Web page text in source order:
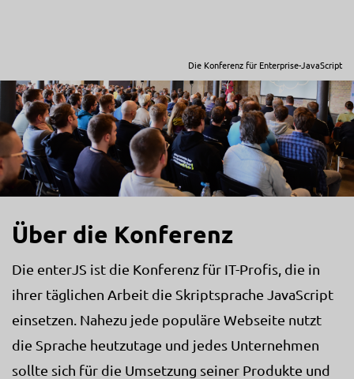
Die Konferenz für Enterprise-JavaScript
Über die Konferenz
Die enterJS ist die Konferenz für IT-Profis, die in
ihrer täglichen Arbeit die Skriptsprache JavaScript
einsetzen. Nahezu jede populäre Webseite nutzt
die Sprache heutzutage und jedes Unternehmen
sollte sich für die Umsetzung seiner Produkte und